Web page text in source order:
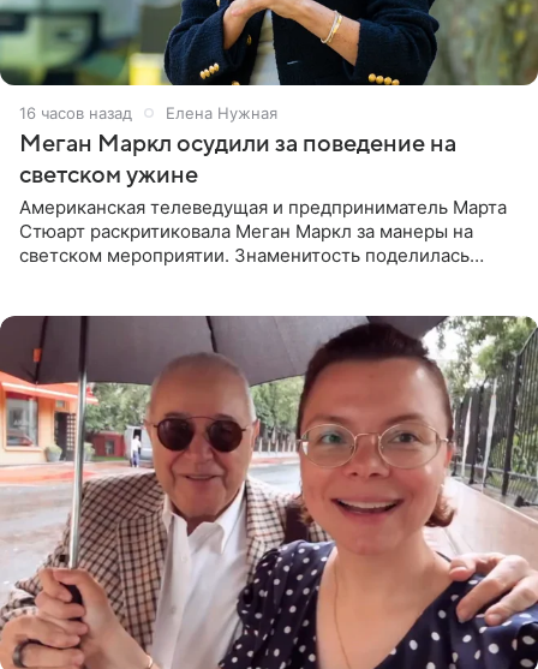
16 часов назад Елена Нужная
Меган Маркл осудили за поведение на
светском ужине
Американская телеведущая и предприниматель Марта
Стюарт раскритиковала Меган Маркл за манеры на
светском мероприятии. Знаменитость поделилась